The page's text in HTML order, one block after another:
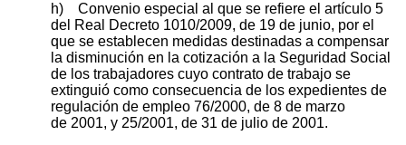
h) Convenio especial al que se refiere el artículo 5
del Real Decreto 1010/2009, de 19 de junio, por el
que se establecen medidas destinadas a compensar
la disminución en la cotización a la Seguridad Social
de los trabajadores cuyo contrato de trabajo se
extinguió como consecuencia de los expedientes de
regulación de empleo 76/2000, de 8 de marzo
de 2001, y 25/2001, de 31 de julio de 2001.